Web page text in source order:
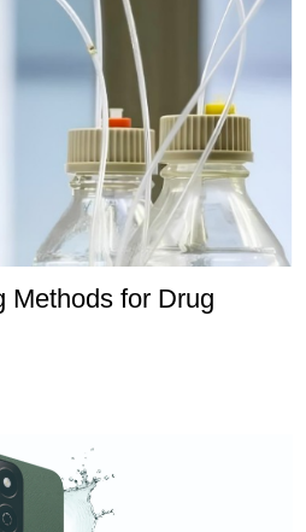
Methods for Drug